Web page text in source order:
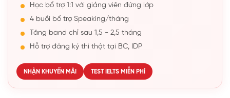
Học bổ trợ 1:1 với giảng viên đứng lớp
4 buổi bổ trợ Speaking/tháng
Tăng band chỉ sau 1,5 - 2,5 tháng
Hỗ trợ đăng ký thi thật tại BC, IDP
NHẬN KHUYẾN MÃI TEST IELTS MIỄN PHÍ